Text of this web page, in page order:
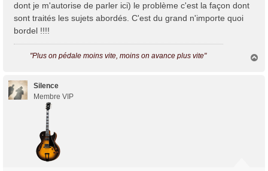
g
e
dont je m'autorise de parler ici) le problème c'est la façon dont
sont traités les sujets abordés. C'est du grand n'importe quoi
bordel !!!!
"Plus on pédale moins vite, moins on avance plus vite"
Silence
Membre VIP